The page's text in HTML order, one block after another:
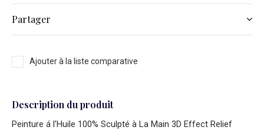
Partager
Ajouter à la liste comparative
Description du produit
Peinture á l'Huile 100% Sculpté à La Main 3D Effect Relief